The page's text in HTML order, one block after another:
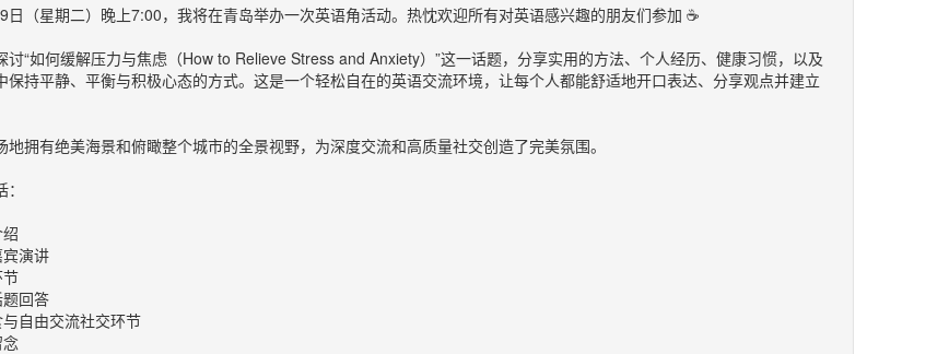
日（星期二）晚上7:00，我将在青岛举办一次英语角活动。热忱欢迎所有对英语感兴趣的朋友们参加 ☕
讨“如何缓解压力与焦虑（How to Relieve Stress and Anxiety）”这一话题，分享实用的方法、个人经历、健康习惯，以及
保持平静、平衡与积极心态的方式。这是一个轻松自在的英语交流环境，让每个人都能舒适地开口表达、分享观点并建立
地拥有绝美海景和俯瞰整个城市的全景视野，为深度交流和高质量社交创造了完美氛围。
演讲
回答
自由交流社交环节